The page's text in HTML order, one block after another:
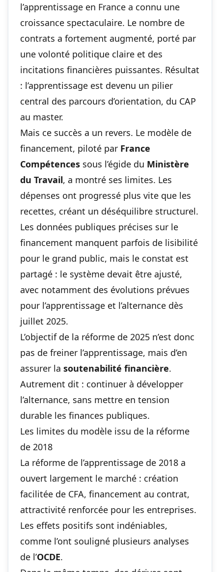
l’apprentissage en France a connu une
croissance spectaculaire. Le nombre de
contrats a fortement augmenté, porté par
une volonté politique claire et des
incitations financières puissantes. Résultat
: l’apprentissage est devenu un pilier
central des parcours d’orientation, du CAP
au master.
Mais ce succès a un revers. Le modèle de
financement, piloté par France
Compétences sous l’égide du Ministère
du Travail, a montré ses limites. Les
dépenses ont progressé plus vite que les
recettes, créant un déséquilibre structurel.
Les données publiques précises sur le
financement manquent parfois de lisibilité
pour le grand public, mais le constat est
partagé : le système devait être ajusté,
avec notamment des évolutions prévues
pour l’apprentissage et l’alternance dès
juillet 2025.
L’objectif de la réforme de 2025 n’est donc
pas de freiner l’apprentissage, mais d’en
assurer la soutenabilité financière.
Autrement dit : continuer à développer
l’alternance, sans mettre en tension
durable les finances publiques.
Les limites du modèle issu de la réforme
de 2018
La réforme de l’apprentissage de 2018 a
ouvert largement le marché : création
facilitée de CFA, financement au contrat,
attractivité renforcée pour les entreprises.
Les effets positifs sont indéniables,
comme l’ont souligné plusieurs analyses
de l’OCDE.